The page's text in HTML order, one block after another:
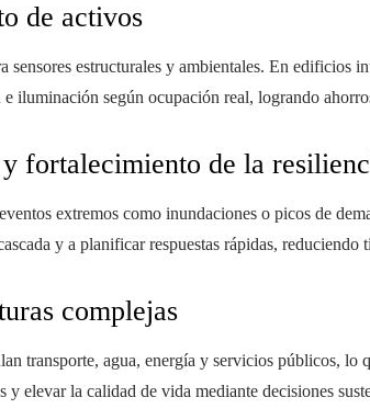
de activos
estructurales y ambientales. En edificios
iluminación según ocupación real, logrando
fortalecimiento de la
extremos como inundaciones o picos de
y a planificar respuestas rápidas, reduciendo
complejas
transporte, agua, energía y servicios públicos, lo
elevar la calidad de vida mediante decisiones